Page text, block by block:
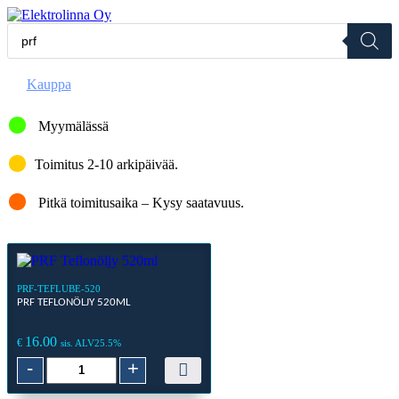
Skip
content
Elektrolinna Oy
Verkkokauppa
Products
search
Kauppa
Myymälässä
Toimitus 2-10 arkipäivää.
Pitkä toimitusaika – Kysy saatavuus.
PRF-TEFLUBE-520
PRF TEFLONÖLJY 520ML
€ 16.00 sis. ALV25.5%
-
Teflonöljy
520ml
+